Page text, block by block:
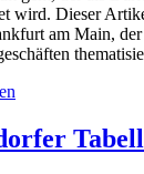
wird. Dieser
am Main,